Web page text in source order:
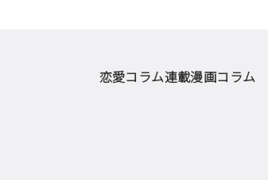
恋愛コラム連載漫画コラム